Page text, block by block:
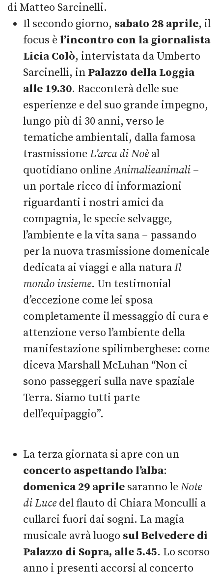
di Matteo Sarcinelli.
Il secondo giorno, sabato 28 aprile, il
focus è l’incontro con la giornalista
Licia Colò, intervistata da Umberto
Sarcinelli, in Palazzo della Loggia
alle 19.30. Racconterà delle sue
esperienze e del suo grande impegno,
lungo più di 30 anni, verso le
tematiche ambientali, dalla famosa
trasmissione L’arca di Noè al
quotidiano onlineAnimalieanimali –
un portale ricco di informazioni
riguardanti i nostri amici da
compagnia, le specie selvagge,
l’ambiente e la vita sana – passando
per la nuova trasmissione domenicale
dedicata ai viaggi e alla naturaIl
mondo insieme. Un testimonial
d’eccezione come lei sposa
completamente il messaggio di cura e
attenzione verso l’ambiente della
manifestazione spilimberghese: come
diceva Marshall McLuhan “Non ci
sono passeggeri sulla nave spaziale
Terra. Siamo tutti parte
dell’equipaggio”.
La terza giornata si apre con un
concerto aspettando l’alba:
domenica 29 aprile saranno le Note
di Luce del flauto di Chiara Monculli a
cullarci fuori dai sogni. La magia
musicale avrà luogo sul Belvedere di
Palazzo di Sopra, alle 5.45. Lo scorso
anno i presenti accorsi al concerto